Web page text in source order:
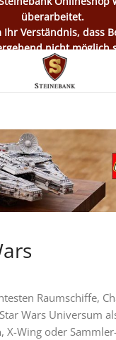
überarbeitet.
Verständnis, dass
nicht möglich
Raumschiffe,
Wars Universum
X-Wing oder